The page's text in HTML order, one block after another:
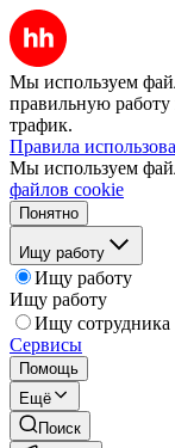
Мы используем
правильную работу
трафик.
Правила
Мы используем
файлов cookie
Понятно
Ищу работу
Ищу работу
Ищу работу
Ищу сотрудника
Сервисы
Помощь
Ещё
Поиск